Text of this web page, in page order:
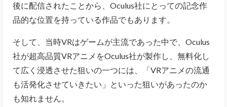
後に配信されたことから、Oculus社にとっての記念作
品的な位置を持っている作品でもあります。
そして、当時VRはゲームが主流であった中で、Oculus
社が超高品質VRアニメをOculus社が製作し、無料化し
て広く浸透させた狙いの一つには、「VRアニメの流通
も活発化させていきたい」といった狙いがあったのか
も知れません。